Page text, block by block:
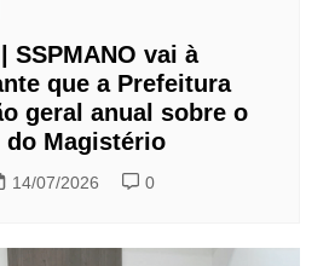
SSPMANO vai à
que a Prefeitura
geral anual sobre o
do Magistério
14/07/2026 0